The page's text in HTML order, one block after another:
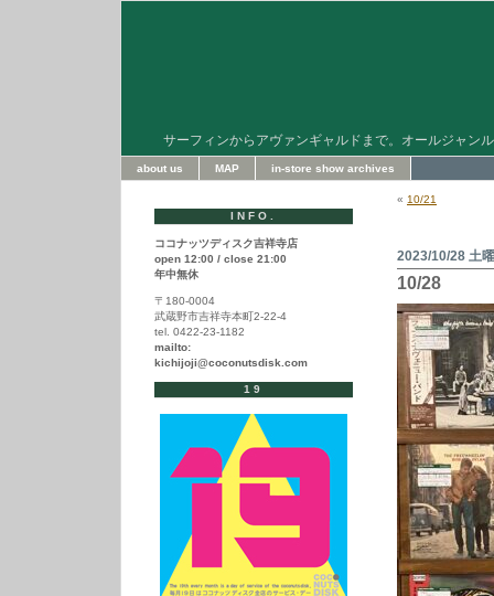
サーフィンからアヴァンギャルドまで。オールジャン
about us MAP in-store show archives
« 10/21
2023/10/28 土
10/28
INFO.
ココナッツディスク吉祥寺店
open 12:00 / close 21:00
年中無休
〒180-0004
武蔵野市吉祥寺本町2-22-4
tel. 0422-23-1182
mailto:
kichijoji@coconutsdisk.com
19